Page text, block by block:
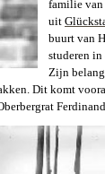
familie van
uit
buurt van
studeren in
Zijn
Dit komt